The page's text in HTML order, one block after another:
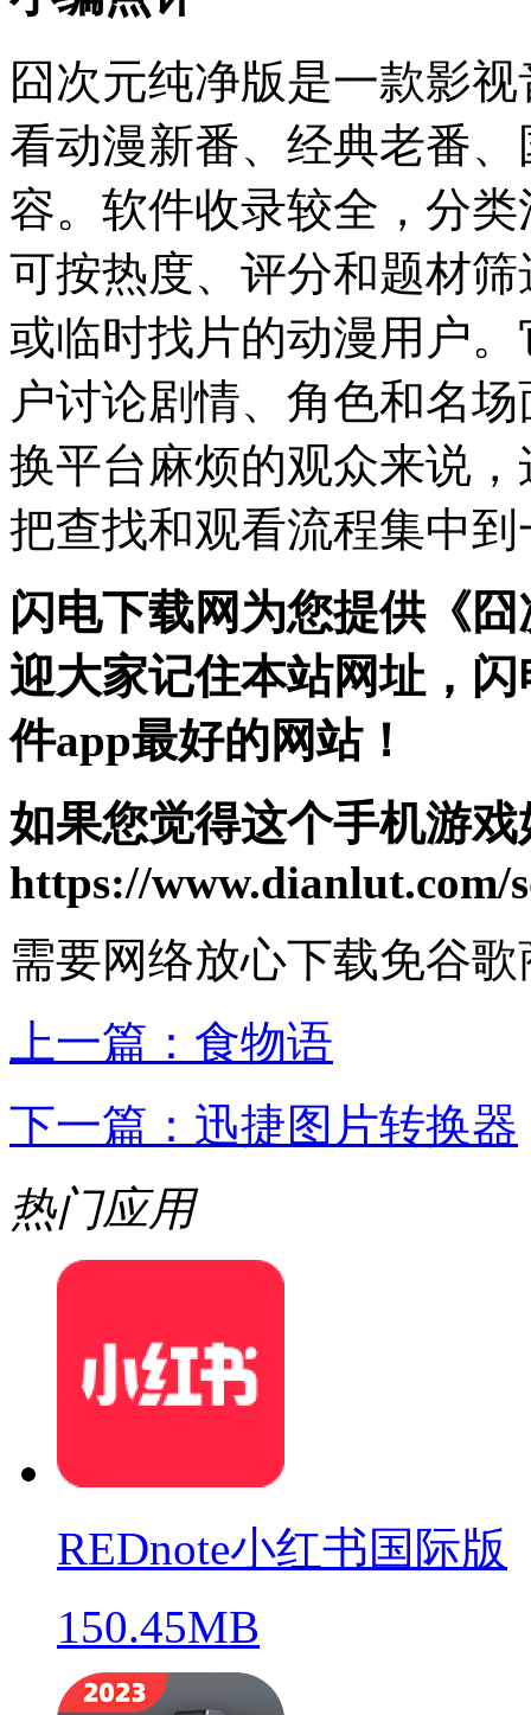
囧次元纯净版是一款影
看动漫新番、经典老番
容。软件收录较全，分
可按热度、评分和题材
或临时找片的动漫用户
户讨论剧情、角色和名
换平台麻烦的观众来说
把查找和观看流程集中
闪电下载网为您提供《
迎大家记住本站网址，
件app最好的网站！
如果您觉得这个手机游
https://www.dianlut.com/
需要网络放心下载免谷歌
上一篇： 食物语
下一篇： 迅捷图片转换器
热门应用
REDnote小红书国际版
150.45MB